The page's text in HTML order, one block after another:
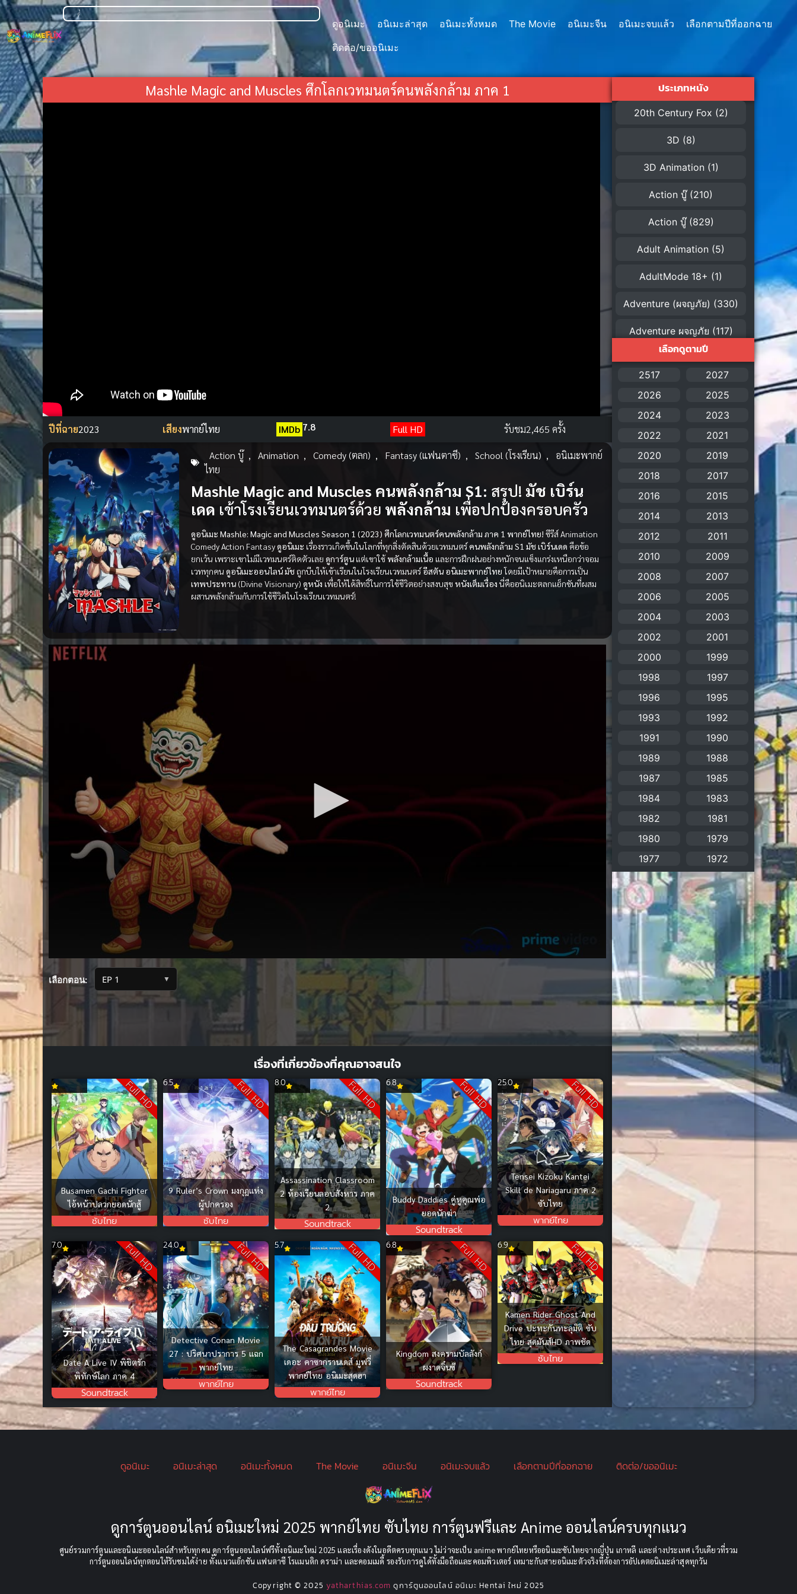
ดูอนิเมะ อนิเมะล่าสุด อนิเมะทั้งหมด The Movie อนิเมะจีน อนิเมะจบแล้ว
เลือกตามปีที่ออกฉาย
ติดต่อ/ขออนิเมะ
Mashle Magic and Muscles ศึกโลกเวทมนตร์คนพลังกล้าม ภาค 1
ปีที่ฉาย2023 เสียงพากย์ไทย IMDb 7.8 Full HD รับชม2,465 ครั้ง
Action บู๊ , Animation , Comedy (ตลก) , Fantasy (แฟนตาซี) , School (โรงเรียน) ,
อนิเมะพากย์
ไทย
Mashle Magic and Muscles คนพลังกล้าม S1: สรุป! มัช เบิร์น
เดด เข้าโรงเรียนเวทมนตร์ด้วย พลังกล้าม เพื่อปกป้องครอบครัว
ดูอนิเมะ Mashle: Magic and Muscles Season 1 (2023) ศึกโลกเวทมนตร์คนพลังกล้าม ภาค 1 พากย์ไทย! ซีรีส์ Animation
Comedy Action Fantasyดูอนิเมะ เรื่องราวเกิดขึ้นในโลกที่ทุกสิ่งตัดสินด้วยเวทมนตร์คนพลังกล้าม S1 มัช เบิร์นเดด คือข้อ
ยกเว้น เพราะเขาไม่มีเวทมนตร์ติดตัวเลย ดูการ์ตูน แต่เขาใช้พลังกล้ามเนื้อ และการฝึกฝนอย่างหนักจนแข็งแกร่งเหนือกว่าจอม
เวททุกคน ดูอนิเมะออนไลน์มัชถูกบีบให้เข้าเรียนในโรงเรียนเวทมนตร์อีสตัน อนิเมะพากย์ไทยโดยมีเป้าหมายคือการเป็น
เทพประทาน (Divine Visionary) ดูหนัง เพื่อให้ได้สิทธิ์ในการใช้ชีวิตอย่างสงบสุข หนังเต็มเรื่อง นี่คืออนิเมะตลกแอ็กชันที่ผสม
ผสานพลังกล้ามกับการใช้ชีวิตในโรงเรียนเวทมนตร์!
90%
เลือกตอน: ▼
เรื่องที่เกี่ยวข้องที่คุณอาจสนใจ
Full HD
Busamen Gachi Fighter
ไอ้หน้าปลวกยอดนักสู้
ซับไทย
Full HD
9 Ruler’s Crown มงกุฎแห่ง
ผู้ปกครอง
ซับไทย
6.5 Full HD
Assassination Classroom
2 ห้องเรียนลอบสังหาร ภาค
2
Soundtrack
8.0 Full HD
Buddy Daddies คู่หูคุณพ่อ
ยอดนักฆ่า
Soundtrack
6.8 Full HD
Tensei Kizoku Kantei
Skill de Nariagaru ภาค 2
ซับไทย
พากย์ไทย
25.0
Full HD
Date A Live IV พิชิตรัก
พิทักษ์โลก ภาค 4
Soundtrack
7.0 Full HD
Detective Conan Movie
27 : ปริศนาปราการ 5 แฉก
พากย์ไทย
พากย์ไทย
24.0 Full HD
The Casagrandes Movie
เดอะ คาซากรานเดส์ มูฟวี่
พากย์ไทย อนิเมะสุดฮา
พากย์ไทย
5.7 Full HD
Kingdom สงครามบัลลังก์
ผงาดจิ๋นซี
Soundtrack
6.8 Full HD
Kamen Rider Ghost And
Drive ปะทะกันทะลุมิติ ซับ
ไทย สุดมันส์HD ภาพชัด
ซับไทย
6.9
ประเภทหนัง
20th Century Fox (2)
3D (8)
3D Animation (1)
Action บู๊(210)
Action บู๊(829)
Adult Animation (5)
AdultMode 18+ (1)
Adventure (ผจญภัย) (330)
Adventure ผจญภัย (117)
(1)
American (4)
Anal (ประตูหลัง) (11)
Animation การ์ตูน(88)
Animation อนิเมะ(72)
Animation แอนิเมชั่น(1)
anime (106)
Anime อนิเมะ (112)
Apple TV+ (1)
Big tits (นมใหญ่)(19)
Biography (1)
Bitch (ผู้หญิงร่าน)(1)
Blood(1)
Bondage (ทาส)(1)
boys love (1)
Censored (เซ็นเซอร์) (19)
CG Animation(2)
Childhood(1)
Comedy (ตลก)(349)
Comedy ตลก (85)
Comic Book การ์ตูน(1)
Coming of Age ก้าวพ้นวัย
Coming-of-Age
Coming-of-Age ก้าวผ่านวัย
(6)
Conspiracy (1)
Creampie (หลั่งใน)
Crime อาชญากรรม(10)
Cross-over (1)
Cultivation (32)
Cyberpunk (7)
DC Comics(10)
เลือกดูตามปี
2517
2027
2026
2025
2024
2023
2022
2021
2020
2019
2018
2017
2016
2015
2014
2013
2012
2011
2010
2009
2008
2007
2006
2005
2004
2003
2002
2001
2000
1999
1998
1997
1996
1995
1993
1992
1991
1990
1989
1988
1987
1985
1984
1983
1982
1981
1980
1979
1977
1972
ดูอนิเมะ อนิเมะล่าสุด อนิเมะทั้งหมด The Movie อนิเมะจีน อนิเมะจบแล้ว เลือกตามปีที่ออกฉาย ติดต่อ/ขออนิเมะ
ดูการ์ตูนออนไลน์ อนิเมะใหม่ 2025 พากย์ไทย ซับไทย การ์ตูนฟรีและ Anime ออนไลน์ครบทุกแนว
ศูนย์รวมการ์ตูนและอนิเมะออนไลน์สำหรับทุกคน ดูการ์ตูนออนไลน์ฟรีทั้งอนิเมะใหม่ 2025 และเรื่องดังในอดีตครบทุกแนว ไม่ว่าจะเป็น anime พากย์ไทยหรืออนิเมะซับไทยจากญี่ปุ่น เกาหลี และต่างประเทศ เว็บเดียวที่รวม
การ์ตูนออนไลน์ทุกตอนให้รับชมได้ง่าย ทั้งแนวแอ็กชัน แฟนตาซี โรแมนติก ดราม่า และคอมเมดี้ รองรับการดูได้ทั้งมือถือและคอมพิวเตอร์ เหมาะกับสายอนิเมะตัวจริงที่ต้องการอัปเดตอนิเมะล่าสุดทุกวัน
Copyright © 2025 yatharthias.com ดูการ์ตูนออนไลน์ อนิเมะ Hentai ใหม่ 2025